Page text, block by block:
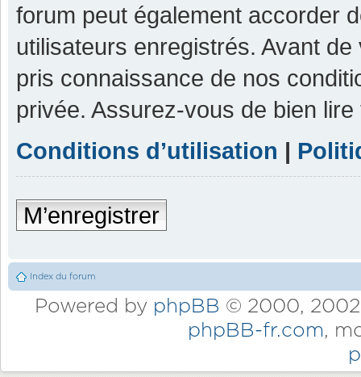
forum peut également accorder
utilisateurs enregistrés. Avant
pris connaissance de nos
privée. Assurez-vous de bien
Conditions d’utilisation |
M’enregistrer
Index du forum
Powered by phpBB © 2000,
phpBB-fr.com,